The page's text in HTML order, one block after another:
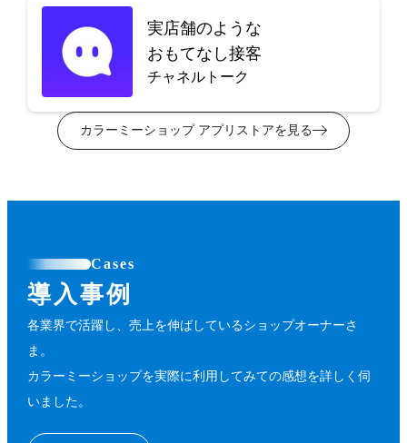
実店舗のような
おもてなし接客
チャネルトーク
カラーミーショップ アプリストアを見る
Cases
導入事例
各業界で活躍し、売上を伸ばしているショップオーナーさ
ま。
カラーミーショップを実際に利用してみての感想を詳しく伺
いました。